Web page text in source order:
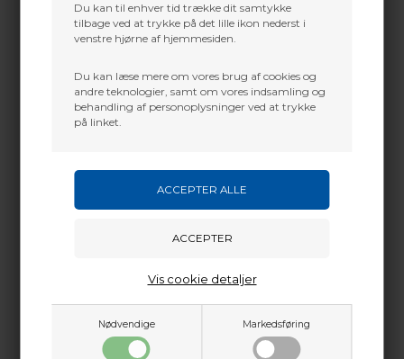
Du kan til enhver tid trække dit samtykke
tilbage ved at trykke på det lille ikon nederst i
venstre hjørne af hjemmesiden.
Du kan læse mere om vores brug af cookies og
andre teknologier, samt om vores indsamling og
behandling af personoplysninger ved at trykke
på linket.
Nødvendige Markedsføring
Vis cookie detaljer
FAIRWEATHER
Fairweather Tab Barebow
Pro Plate Brass Large
FAIRWEATHER
Fairweather Tab Barebow